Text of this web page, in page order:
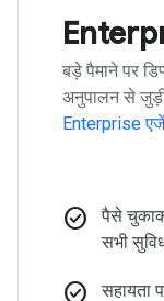
बड़े पैमाने पर
अनुपालन से
Enterprise
check_circle
पैसे
सभी
check_circle सहायता